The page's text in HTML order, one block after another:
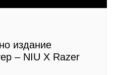
издание
– NIU X Razer